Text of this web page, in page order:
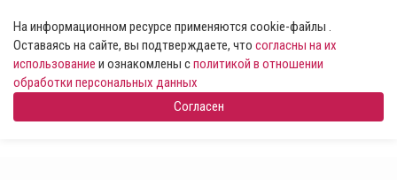
На информационном ресурсе применяются cookie-файлы .
Оставаясь на сайте, вы подтверждаете, что согласны на их
использование и ознакомлены сполитикой в отношении
обработки персональных данных
Согласен